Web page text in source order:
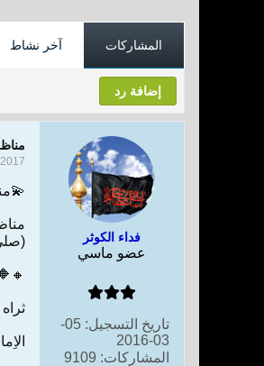
المشاركات آخر نشاط
إضافة رد
فداء الكوثر
عضو ماسي
تاريخ التسجيل:
05-
03-2016
المشاركات: 9109
PM